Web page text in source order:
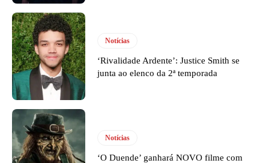
Notícias
‘Rivalidade Ardente’: Justice Smith se
junta ao elenco da 2ª temporada
Notícias
‘O Duende’ ganhará NOVO filme com